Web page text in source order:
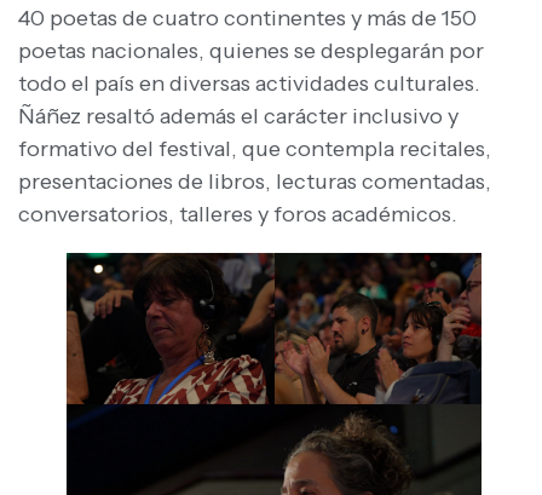
40 poetas de cuatro continentes y más de 150
poetas nacionales, quienes se desplegarán por
todo el país en diversas actividades culturales.
Ñáñez resaltó además el carácter inclusivo y
formativo del festival, que contempla recitales,
presentaciones de libros, lecturas comentadas,
conversatorios, talleres y foros académicos.